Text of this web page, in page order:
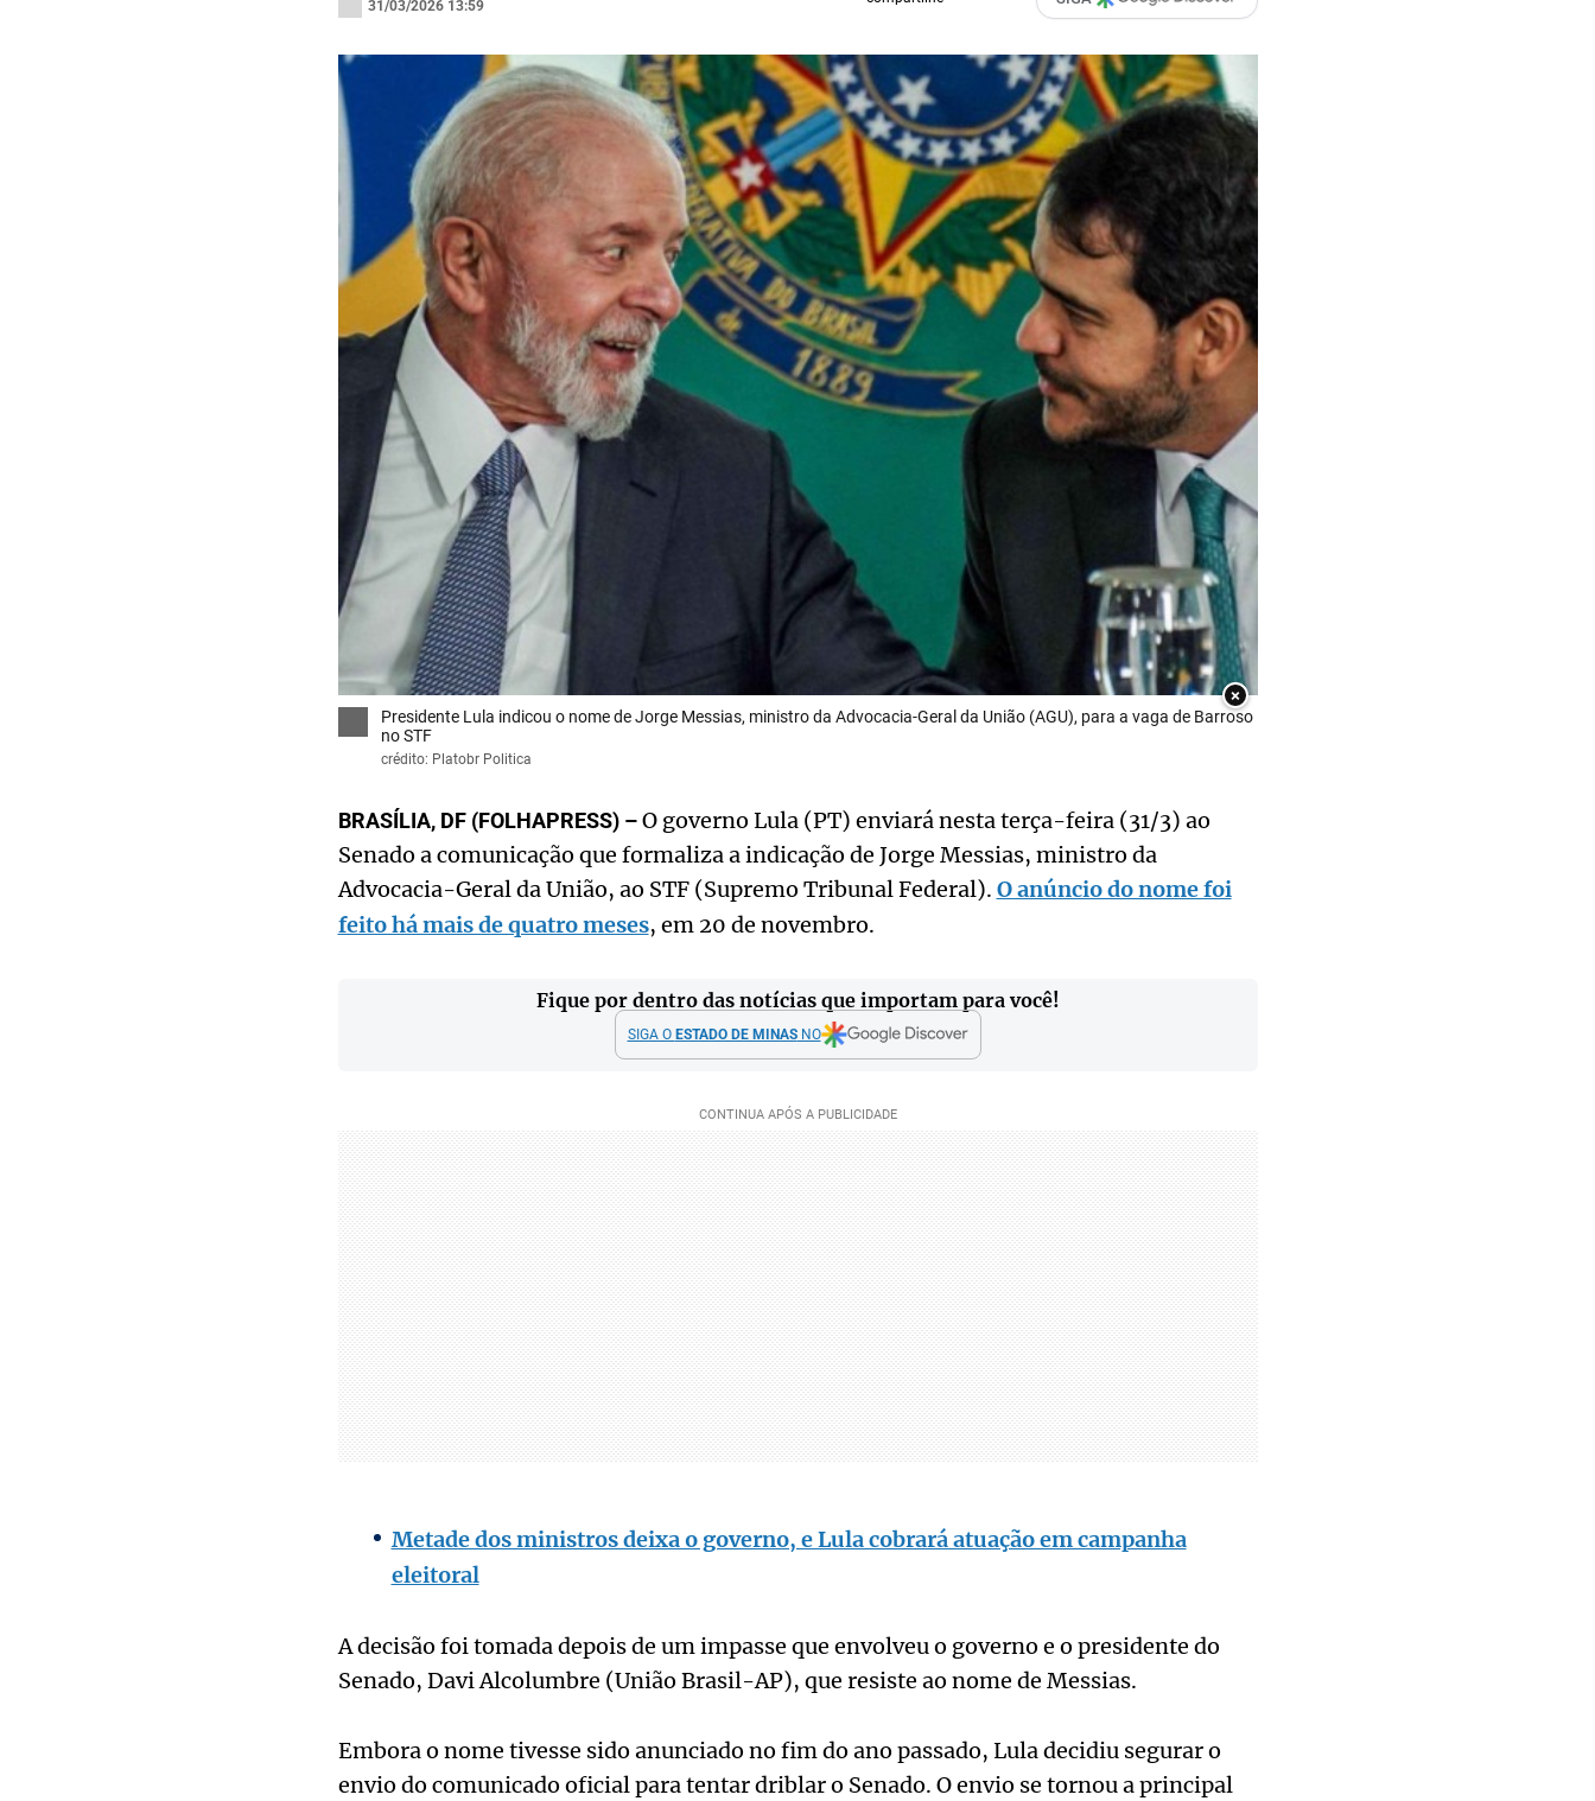
31/03/2026 13:59
×
Presidente Lula indicou o nome de Jorge Messias, ministro da Advocacia-Geral da União (AGU), para a vaga de Barroso
no STF
crédito: Platobr Politica
BRASÍLIA, DF (FOLHAPRESS) –O governo Lula (PT) enviará nesta terça-feira (31/3) ao
Senado a comunicação que formaliza a indicação de Jorge Messias, ministro da
Advocacia-Geral da União, ao STF (Supremo Tribunal Federal). O anúncio do nome foi
feito há mais de quatro meses, em 20 de novembro.
Fique por dentro das notícias que importam para você!
SIGA O ESTADO DE MINASNO
Metade dos ministros deixa o governo, e Lula cobrará atuação em campanha
eleitoral
A decisão foi tomada depois de um impasse que envolveu o governo e o presidente do
Senado, Davi Alcolumbre (União Brasil-AP), que resiste ao nome de Messias.
Embora o nome tivesse sido anunciado no fim do ano passado, Lula decidiu segurar o
envio do comunicado oficial para tentar driblar o Senado. O envio se tornou a principal